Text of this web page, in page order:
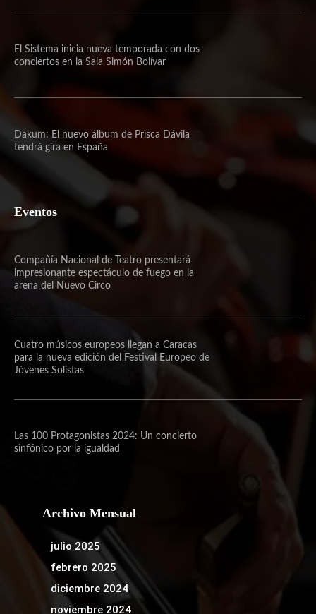
El Sistema inicia nueva temporada con dos
conciertos en la Sala Simón Bolívar
Dakum: El nuevo álbum de Prisca Dávila
tendrá gira en España
Eventos
Compañía Nacional de Teatro presentará
impresionante espectáculo de fuego en la
arena del Nuevo Circo
Cuatro músicos europeos llegan a Caracas
para la nueva edición del Festival Europeo de
Jóvenes Solistas
Las 100 Protagonistas 2024: Un concierto
sinfónico por la igualdad
Archivo Mensual
julio 2025
febrero 2025
diciembre 2024
noviembre 2024